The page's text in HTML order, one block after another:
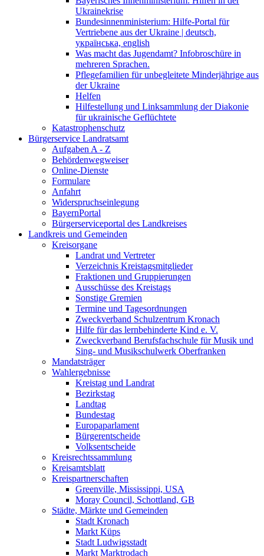
Ukrainekrise
Bundesinnenministerium: Hilfe-Portal für
Vertriebene aus der Ukraine | deutsch,
українська, english
Was macht das Jugendamt? Infobroschüre in
mehreren Sprachen.
Pflegefamilien für unbegleitete Minderjährige aus
der Ukraine
Helfen
Hilfestellung und Linksammlung der Diakonie
für ukrainische Geflüchtete
Katastrophenschutz
Bürgerservice Landratsamt
Aufgaben A - Z
Behördenwegweiser
Online-Dienste
Formulare
Anfahrt
Widerspruchseinlegung
BayernPortal
Bürgerserviceportal des Landkreises
Landkreis und Gemeinden
Kreisorgane
Landrat und Vertreter
Verzeichnis Kreistagsmitglieder
Fraktionen und Gruppierungen
Ausschüsse des Kreistags
Sonstige Gremien
Termine und Tagesordnungen
Zweckverband Schulzentrum Kronach
Hilfe für das lernbehinderte Kind e. V.
Zweckverband Berufsfachschule für Musik und
Sing- und Musikschulwerk Oberfranken
Mandatsträger
Wahlergebnisse
Kreistag und Landrat
Bezirkstag
Landtag
Bundestag
Europaparlament
Bürgerentscheide
Volksentscheide
Kreisrechtssammlung
Kreisamtsblatt
Kreispartnerschaften
Greenville, Mississippi, USA
Moray Council, Schottland, GB
Städte, Märkte und Gemeinden
Stadt Kronach
Markt Küps
Stadt Ludwigsstadt
Markt Marktrodach